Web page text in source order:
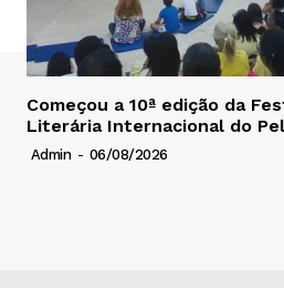
Começou a 10ª edição da
Literária Internacional do
Admin - 06/08/2026